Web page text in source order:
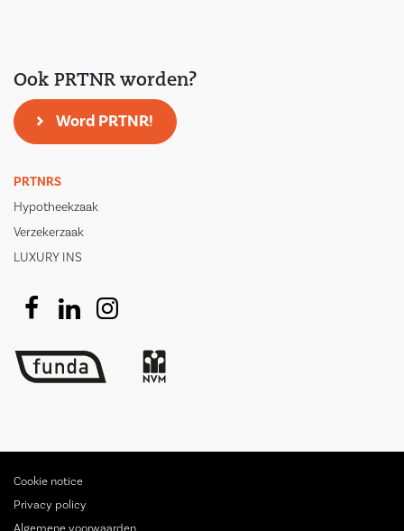
Ook PRTNR worden?
Word PRTNR!
PRTNRS
Hypotheekzaak
Verzekerzaak
LUXURY INS
Cookie notice
Privacy policy
Algemene voorwaarden